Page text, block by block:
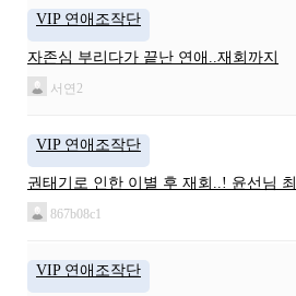
VIP 연애조작단
자존심 부리다가 끝난 연애..재회까지
서연2
VIP 연애조작단
권태기로 인한 이별 후 재회..! 윤선님
867b08c1
VIP 연애조작단